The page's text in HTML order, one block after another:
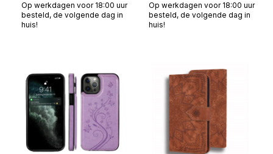
Op werkdagen voor 18:00 uur
besteld, de volgende dag in
huis!
Op werkdagen voor 18:00 uur
besteld, de volgende dag in
huis!